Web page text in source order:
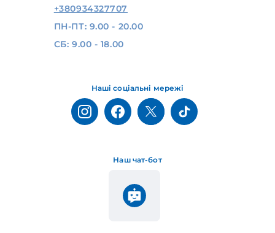
Наш чат-бот
Наші соціальні мережі
+380934327707
ПН-ПТ: 9.00 - 20.00
СБ: 9.00 - 18.00